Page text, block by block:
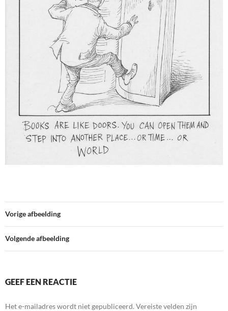
Vorige afbeelding
Volgende afbeelding
GEEF EEN REACTIE
Het e-mailadres wordt niet gepubliceerd. Vereiste velden zijn